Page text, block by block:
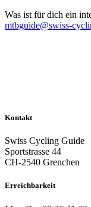
Was ist für dich ein
mtbguide@swiss-
Kontakt
Swiss Cycling Guide
Sportstrasse 44
CH-2540 Grenchen
Erreichbarkeit